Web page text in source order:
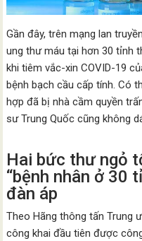
Gần đây, trên mạng lan
ung thư máu tại hơn 30 tỉnh
khi tiêm vắc-xin COVID-19
bệnh bạch cầu cấp tính. Có
hợp đã bị nhà cầm quyền
sư Trung Quốc cũng không
Hai bức thư ngỏ
“bệnh nhân ở 30
đàn áp
Theo Hãng thông tấn Trung
công khai đầu tiên được